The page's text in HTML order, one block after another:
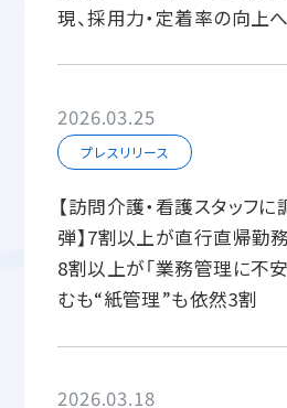
現、採用力・定着率の向上へ
2026.03.25
プレスリリース
【訪問介護・看護スタッフに
弾】7割以上が直行直帰勤務
8割以上が「業務管理に不
むも“紙管理”も依然3割
2026.03.18